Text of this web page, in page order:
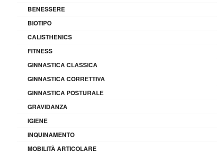
BENESSERE
BIOTIPO
CALISTHENICS
FITNESS
GINNASTICA CLASSICA
GINNASTICA CORRETTIVA
GINNASTICA POSTURALE
GRAVIDANZA
IGIENE
INQUINAMENTO
MOBILITÀ ARTICOLARE